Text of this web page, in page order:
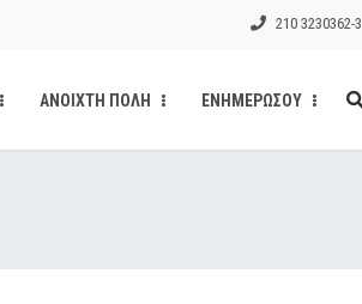
210 3230362-3
ΑΝΟΙΧΤΗ ΠΟΛΗ ΕΝΗΜΕΡΩΣΟΥ